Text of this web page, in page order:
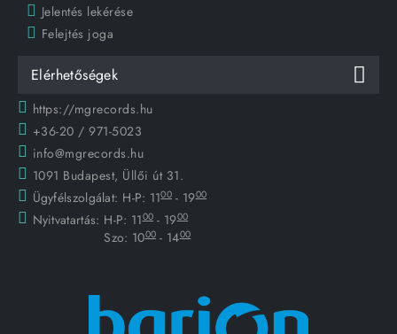
Jelentés lekérése
Felejtés joga
Elérhetőségek
https://mgrecords.hu
+36-20 / 971-5023
info@mgrecords.hu
1091 Budapest, Üllői út 31.
Ügyfélszolgálat: H-P: 1100 - 1900
Nyitvatartás: H-P: 1100 - 1900
Szo: 1000 - 1400